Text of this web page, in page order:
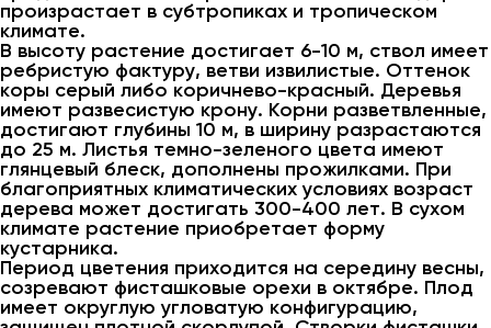
произрастает в субтропиках и тропическом
климате.
В высоту растение достигает 6-10 м, ствол имеет
ребристую фактуру, ветви извилистые. Оттенок
коры серый либо коричнево-красный. Деревья
имеют развесистую крону. Корни разветвленные,
достигают глубины 10 м, в ширину разрастаются
до 25 м. Листья темно-зеленого цвета имеют
глянцевый блеск, дополнены прожилками. При
благоприятных климатических условиях возраст
дерева может достигать 300-400 лет. В сухом
климате растение приобретает форму
кустарника.
Период цветения приходится на середину весны,
созревают фисташковые орехи в октябре. Плод
имеет округлую угловатую конфигурацию,